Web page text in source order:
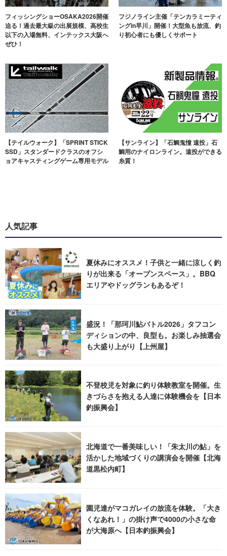
フィッシングショーOSAKA2026開催
迫る！過去最大級の出展規模、高校生
以下の入場無料、インテックス大阪へ
ぜひ！
フジノライン主催「テンカラミーティ
ングin早川」開催！大型魚も放流、釣
り初心者にも優しくサポート
【テイルウォーク】「SPRINT STICK
SSD」スタンダードクラスのオフシ
ョアキャスティングゲーム専用モデル
【サンライン】「石鯛鬼憧 遠投」石
鯛用のナイロンライン。遠投ができる
糸質！
人気記事
夏休みにオススメ！子供と一緒に涼しく釣
りが出来る「オープンスペース」。BBQ
エリアやドッグランもあるぞ！
盛況！「那珂川鮎バトル2026」タフコン
ディションの中、良型も。お楽しみ抽選会
も大盛り上がり【上州屋】
不登校児を対象に釣り体験教室を開催。生
きづらさを抱える人達に体験機会を【日本
釣振興会】
北海道で一番美味しい！「朱太川の鮎」を
活かした地域づくりの講演会を開催【北海
道黒松内町】
園児達がマコガレイの放流を体験。「大き
くなあれ！」の掛け声で4000の小さな命
が大海原へ【日本釣振興会】